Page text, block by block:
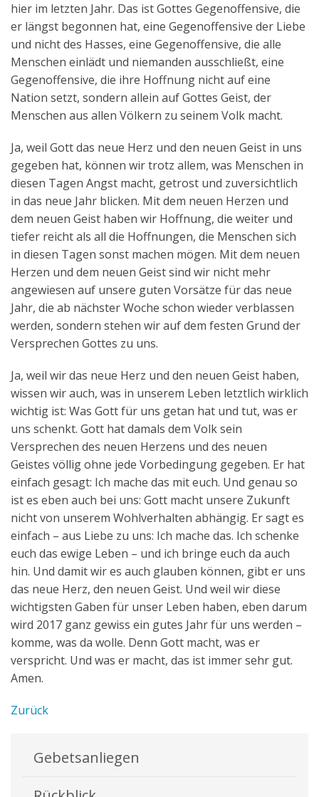
hier im letzten Jahr. Das ist Gottes Gegenoffensive, die
er längst begonnen hat, eine Gegenoffensive der Liebe
und nicht des Hasses, eine Gegenoffensive, die alle
Menschen einlädt und niemanden ausschließt, eine
Gegenoffensive, die ihre Hoffnung nicht auf eine
Nation setzt, sondern allein auf Gottes Geist, der
Menschen aus allen Völkern zu seinem Volk macht.
Ja, weil Gott das neue Herz und den neuen Geist in uns
gegeben hat, können wir trotz allem, was Menschen in
diesen Tagen Angst macht, getrost und zuversichtlich
in das neue Jahr blicken. Mit dem neuen Herzen und
dem neuen Geist haben wir Hoffnung, die weiter und
tiefer reicht als all die Hoffnungen, die Menschen sich
in diesen Tagen sonst machen mögen. Mit dem neuen
Herzen und dem neuen Geist sind wir nicht mehr
angewiesen auf unsere guten Vorsätze für das neue
Jahr, die ab nächster Woche schon wieder verblassen
werden, sondern stehen wir auf dem festen Grund der
Versprechen Gottes zu uns.
Ja, weil wir das neue Herz und den neuen Geist haben,
wissen wir auch, was in unserem Leben letztlich wirklich
wichtig ist: Was Gott für uns getan hat und tut, was er
uns schenkt. Gott hat damals dem Volk sein
Versprechen des neuen Herzens und des neuen
Geistes völlig ohne jede Vorbedingung gegeben. Er hat
einfach gesagt: Ich mache das mit euch. Und genau so
ist es eben auch bei uns: Gott macht unsere Zukunft
nicht von unserem Wohlverhalten abhängig. Er sagt es
einfach – aus Liebe zu uns: Ich mache das. Ich schenke
euch das ewige Leben – und ich bringe euch da auch
hin. Und damit wir es auch glauben können, gibt er uns
das neue Herz, den neuen Geist. Und weil wir diese
wichtigsten Gaben für unser Leben haben, eben darum
wird 2017 ganz gewiss ein gutes Jahr für uns werden –
komme, was da wolle. Denn Gott macht, was er
verspricht. Und was er macht, das ist immer sehr gut.
Amen.
Zurück
Gebetsanliegen